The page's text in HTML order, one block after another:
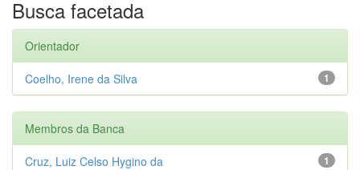
Busca facetada
Orientador
1
Coelho, Irene da Silva
Membros da Banca
1
Cruz, Luiz Celso Hygino da